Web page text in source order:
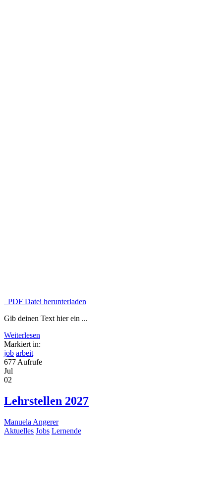
PDF Datei herunterladen
Gib deinen Text hier ein ...
Weiterlesen
Markiert in:
job arbeit
677 Aufrufe
Jul
02
Lehrstellen 2027
Manuela Angerer
Aktuelles Jobs Lernende